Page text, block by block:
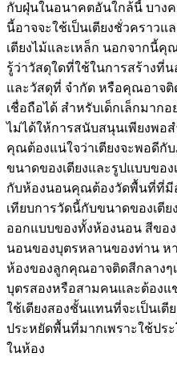
กับฝุ่นในอนาคตอันใกล้นี้ บางค
นี้อาจจะใช้เป็นเตียงชั่วคราว
เตียงไม้และเหล็ก นอกจากนี้
รู้ว่าวัสดุใดที่ใช้ในการสร้างที่
และวัสดุที่ จำกัด หรือคุณอาจ
เชื่อถือได้ สำหรับเด็กเล็กมาก
ไม่ได้ให้การสนับสนุนเพียงพอ
คุณต้องแน่ใจว่าเตียงจะพอดีกั
ขนาดของเตียงและรูปแบบของ
กับห้องนอนคุณต้องวัดพื้นที่ที่มี
เทียบการวัดนี้กับขนาดของเตีย
ออกแบบของทั้งห้องนอน สีขอ
นอนของบุตรหลานของท่าน ห
ห้องของลูกคุณอาจติดสีกลาง
บุตรสองหรือสามคนและต้อง
ใช้เตียงสองชั้นแทนที่จะเป็นเตี
ประหยัดพื้นที่มากเพราะใช้ปร
ในห้อง